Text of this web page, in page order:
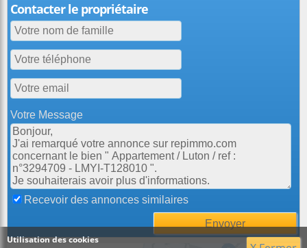
Contacter le propriétaire
Votre Message
Recevoir des annonces similaires
Utilisation des cookies